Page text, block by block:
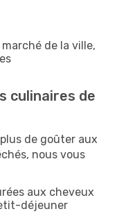
de la ville,
culinaires de
de goûter aux
nous vous
aux cheveux
déjeuner